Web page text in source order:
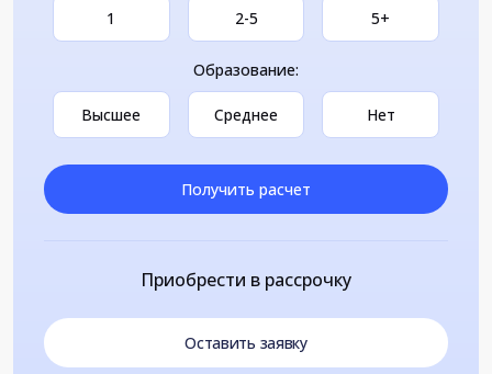
1 2-5 5+
Образование:
Высшее Среднее Нет
Получить расчет
Приобрести в рассрочку
Оставить заявку